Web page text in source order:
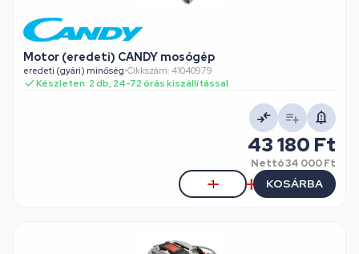
Motor (eredeti) CANDY mosógép
eredeti (gyári) minőség•Cikkszám: 41040979
Készleten: 2 db, 24-72 órás kiszállítással
43 180 Ft
Nettó34 000 Ft
KOSÁRBA